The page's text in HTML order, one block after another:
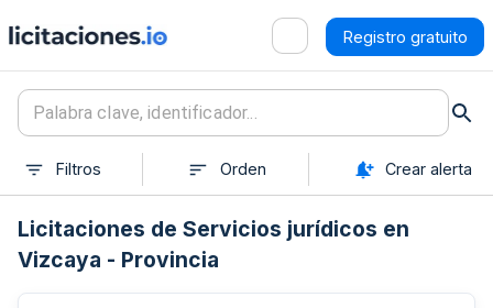
Registro gratuito
Filtros Orden Crear alerta
Licitaciones de Servicios jurídicos en
Vizcaya - Provincia